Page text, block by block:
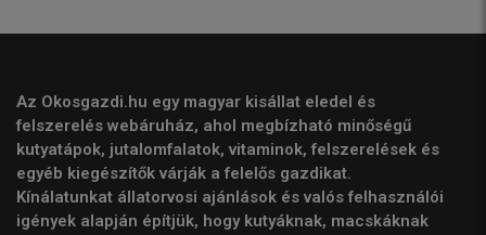
Az Okosgazdi.hu egy magyar kisállat eledel és
felszerelés webáruház, ahol megbízható minőségű
kutyatápok, jutalomfalatok, vitaminok, felszerelések és
egyéb kiegészítők várják a felelős gazdikat.
Kínálatunkat állatorvosi ajánlások és valós felhasználói
igények alapján építjük, hogy kutyáknak, macskáknak